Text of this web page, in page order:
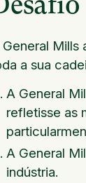
General Mills
a sua
A General
refletisse as
A General
indústria.